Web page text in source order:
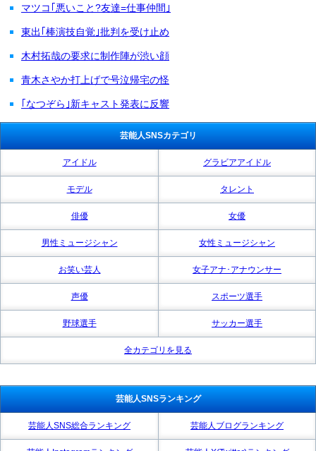
マツコ｢悪いこと?友達=仕事仲間｣
東出｢棒演技自覚｣批判を受け止め
木村拓哉の要求に制作陣が渋い顔
青木さやか打上げで号泣帰宅の怪
｢なつぞら｣新キャスト発表に反響
芸能人SNSカテゴリ
アイドル グラビアアイドル
モデル タレント
俳優 女優
男性ミュージシャン 女性ミュージシャン
お笑い芸人 女子アナ･アナウンサー
声優 スポーツ選手
野球選手 サッカー選手
全カテゴリを見る
芸能人SNSランキング
芸能人SNS総合ランキング 芸能人ブログランキング